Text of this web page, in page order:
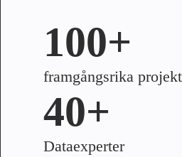
100+
framgångsrika
40+
Dataexperter